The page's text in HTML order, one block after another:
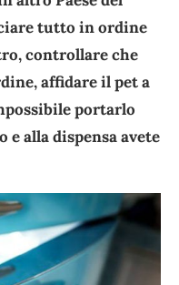
tutto in ordine
controllare che
affidare il pet a
portarlo
e alla dispensa avete